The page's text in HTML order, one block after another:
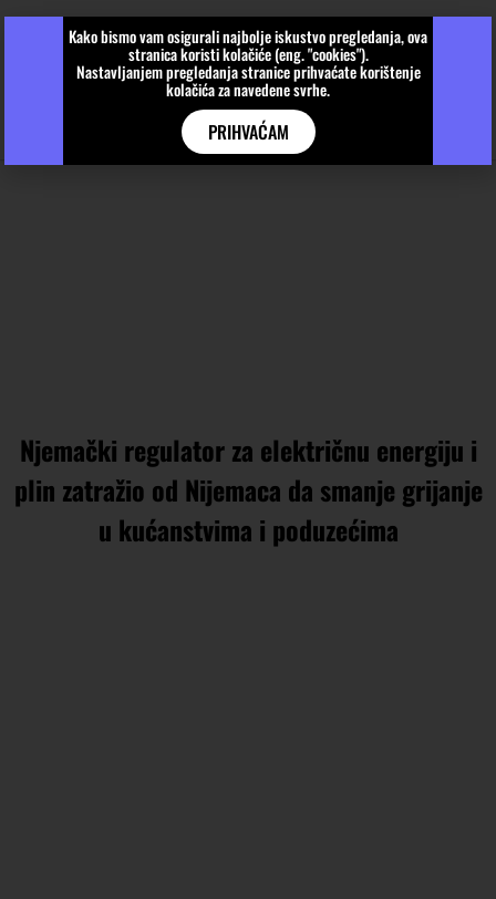
Njemački regulator za električnu energiju i
plin zatražio od Nijemaca da smanje grijanje
u kućanstvima i poduzećima
Kako bismo vam osigurali najbolje iskustvo pregledanja, ova
stranica koristi kolačiće (eng. "cookies").
Nastavljanjem pregledanja stranice prihvaćate korištenje
kolačića za navedene svrhe.
PRIHVAĆAM